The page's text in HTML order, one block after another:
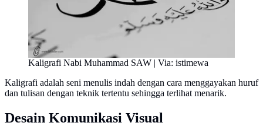
Kaligrafi Nabi Muhammad SAW | Via: istimewa
Kaligrafi adalah seni menulis indah dengan cara menggayakan huruf
dan tulisan dengan teknik tertentu sehingga terlihat menarik.
Desain Komunikasi Visual